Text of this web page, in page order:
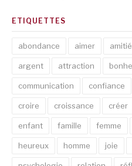
ETIQUETTES
abondance aimer amitié
argent attraction
communication confiance
croire croissance créer
enfant famille femme
heureux homme joie